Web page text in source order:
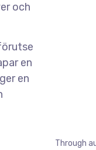
och
en
en
Through